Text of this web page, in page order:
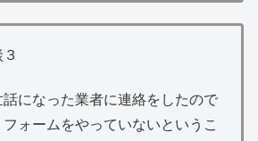
になった業者に連絡をしたので
ォームをやっていないというこ